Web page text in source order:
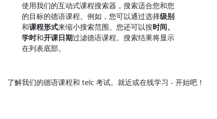
使用我们的互动式课程搜索器，搜索适合您和您
的目标的德语课程。例如，您可以通过选择级别
和课程形式来缩小搜索范围。您还可以按时间、
学时和开课日期过滤德语课程。搜索结果将显示
在列表底部。
了解我们的德语课程和 telc 考试。就近或在线学习 - 开始吧！